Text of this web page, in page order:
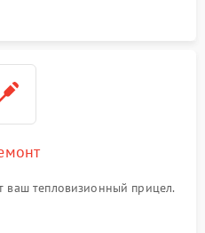
тепловизионный прицел.